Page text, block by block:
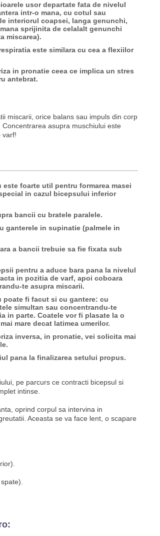
usor departate fata de nivelul
intr-o mana, cu cotul sau
interiorul coapsei, langa genunchi,
sprijinita de celalalt genunchi
miscarea).
este similara cu cea a flexiilor
in pronatie ceea ce implica un stres
antebrat.
miscarii, orice balans sau impuls din corp
asupra muschiului este
varf!
este foarte util pentru formarea masei
in cazul bicepsului inferior
bancii cu bratele paralele.
ganterele in supinatie (palmele in
a bancii trebuie sa fie fixata sub
pentru a aduce bara pana la nivelul
in pozitia de varf, apoi coboara
te asupra miscarii.
poate fi facut si cu gantere: cu
simultan sau concentrandu-te
in parte. Coatele vor fi plasate la o
mare decat latimea umerilor.
inversa, in pronatie, vei solicita mai
pana la finalizarea setului propus.
pe parcurs ce contracti bicepsul si
intinse.
oprind corpul sa intervina in
Aceasta se va face lent, o scapare